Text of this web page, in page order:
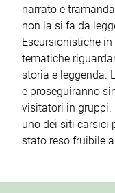
narrato e
non la si fa da
Escursionistiche
tematiche
storia e leggenda.
e proseguiranno
visitatori in gruppi.
uno dei siti carsici
stato reso fruibile